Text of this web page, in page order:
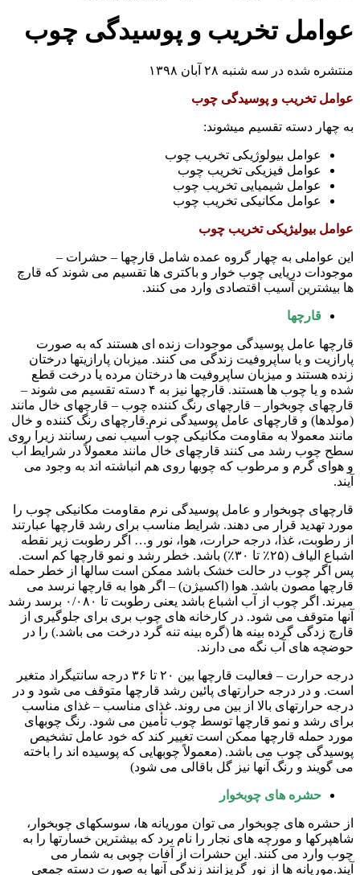
عوامل تخریب و پوسیدگی چوب
منتشره شده در سه شنبه ۲۸ آبان ۱۳۹۸
عوامل تخریب و پوسیدگی چوب
به چهار دسته تقسیم میشوند:
عوامل بیولوژیکی تخریب چوب
عوامل فیزیکی تخریب چوب
عوامل شیمیایی تخریب چوب
عوامل مکانیکی تخریب چوب
عوامل بیولیژیکی تخریب چوب
این عواملی به چهار گروه عمده شامل قارچها – حشرات –
موجودات دریایی چوب خوار و باکتری ها تقسیم می شوند که قارچ
ها بیشترین آسیب اقتصادی وارد می کنند.
قارچها
قارچها عامل پوسیدگی موجودات زنده ای هستند که به صورت
پارازیت و یا ساپروفیت زندگی می کنند. میزبان پارازیتها درختان
زنده هستند و میزبان ساپروفیت ها درختان مرده یا درخت قطع
شده و یا چوب ها هستند. قارچها نیز به ۴ دسته تقسیم می شوند –
قارچهای چوبخوار – قارچهای رنگ کننده چوب – قارچهای خال مانند
(مولدها) و قارچهای عامل پوسیدگی نرم.قارچهای رنگ کننده و خال
مانند معمولا به مقاومت مکانیکی چوب آسیب نمی رسانند زیرا روی
سطح چوب رشد می کنند قارچهای خال مانند معمولاً در شرایط آب
و هوای گرم و مرطوب که چوبها روی هم انباشته اند به وجود می
آیند.
قارچهای چوبخوار و عامل پوسیدگی نرم مقاومت مکانیکی چوب را
مورد تهدید قرار می دهند. شرایط مناسب برای رشد قارچها عبارتند
از رطوبت، غذا، درجه حرارت، هوا، نور و… اگر رطوبت زیر نقطه
اشباع الیاف (۲۵٪ تا ۳۰٪) باشد. خطر رشد و نمو قارچها کم است.
پس اگر چوب در حالت خشک باشد ممکن است سالها از خطر حمله
قارچها مصون باشد. هوا (اکسیژن) – اگر هوا به قارچها نرسد می
میرند. اگر چوب از آب اشباع باشد یعنی رطوبت تا ۰/۰۸۰ برسد رشد
آنها متوقف می شود. در کارخانه های چوب بری برای جلوگیری از
قارچ زدگی گرده بینه ها (گره بینه تنه گرد درخت می باشد.) را در
حوضچه های آب نگه می دارند.
درجه حرارت – فعالیت قارچها بین ۲۰ تا ۳۶ درجه سانتیگراد متغیر
است. و در درجه حرارتهای پائین رشد قارچها متوقف می شود و در
درجه حرارتهای بالا از بین می روند. غذای مناسب – غذای مناسب
برای رشد و نمو قارچها توسط چوب تأمین می شود. رنگ چوبهای
مورد حمله قارچها ممکن است تغییر کند که خود عامل تشخیص
پوسیدگی چوب می باشد. (معمولاً چوبهایی که پوسیده اند را باخته
می گویند و رنگ آنها نیز گل باقالی می شود)
حشره های چوبخوار
از حشره های چوبخوار می توان موریانه ها، سوسکهای چوبخوار،
شاهپرکها و مورچه های نجار را نام برد که بیشترین خسارتها را به
چوب وارد می کنند. این حشرات از آفات چوبی به شمار می
آیند.موریانه ها از نور گریزانند زندگی آنها به صورت دسته جمعی